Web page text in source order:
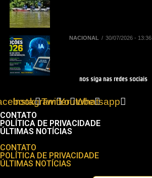
NACIONAL 30/07/2026 - 13:36
nos siga nas redes sociais
InstagramTwitterYoutubeWhatsapp
CONTATO
POLÍTICA DE PRIVACIDADE
ÚLTIMAS NOTÍCIAS
CONTATO
POLÍTICA DE PRIVACIDADE
ÚLTIMAS NOTÍCIAS